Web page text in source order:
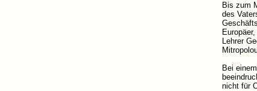
Bis zum
des
Lehrer
Bei
nicht für